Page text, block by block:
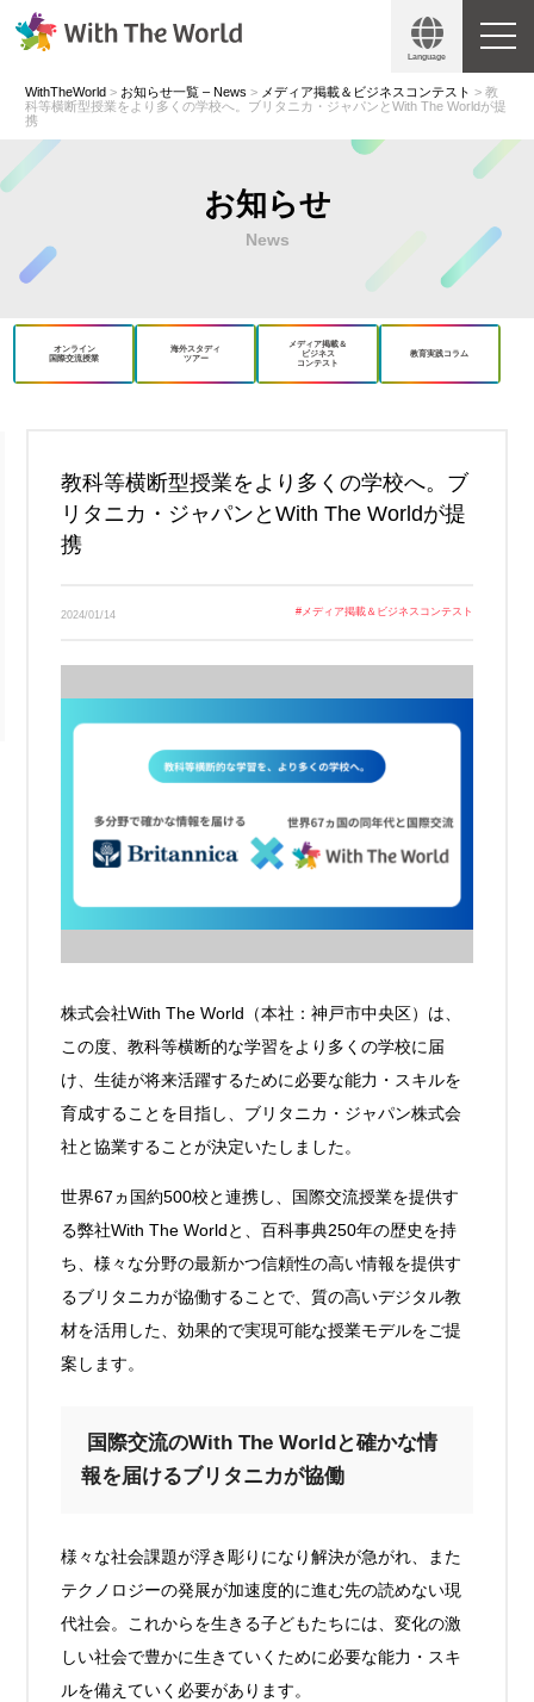
Language
WithTheWorld > お知らせ一覧 – News > メディア掲載＆ビジネスコンテスト > 教
科等横断型授業をより多くの学校へ。ブリタニカ・ジャパンとWith The Worldが提
携
お知らせ
News
オンライン
国際交流授業
海外スタディ
ツアー
メディア掲載＆
ビジネス
コンテスト
教育実践コラム
教科等横断型授業をより多くの学校へ。ブ
リタニカ・ジャパンとWith The Worldが提
携
2024/01/14 #メディア掲載＆ビジネスコンテスト
株式会社With The World（本社：神戸市中央区）は、
この度、教科等横断的な学習をより多くの学校に届
け、生徒が将来活躍するために必要な能力・スキルを
育成することを目指し、ブリタニカ・ジャパン株式会
社と協業することが決定いたしました。
世界67ヵ国約500校と連携し、国際交流授業を提供す
る弊社With The Worldと、百科事典250年の歴史を持
ち、様々な分野の最新かつ信頼性の高い情報を提供す
るブリタニカが協働することで、質の高いデジタル教
材を活用した、効果的で実現可能な授業モデルをご提
案します。
国際交流のWith The Worldと確かな情
報を届けるブリタニカが協働
様々な社会課題が浮き彫りになり解決が急がれ、また
テクノロジーの発展が加速度的に進む先の読めない現
代社会。これからを生きる子どもたちには、変化の激
しい社会で豊かに生きていくために必要な能力・スキ
ルを備えていく必要があります。